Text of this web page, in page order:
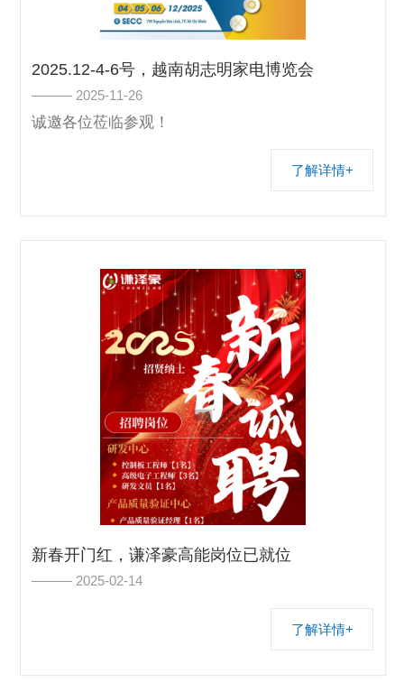
2025.12-4-6号，越南胡志明家电博览会
——— 2025-11-26
诚邀各位莅临参观！
了解详情+
新春开门红，谦泽豪高能岗位已就位
——— 2025-02-14
了解详情+